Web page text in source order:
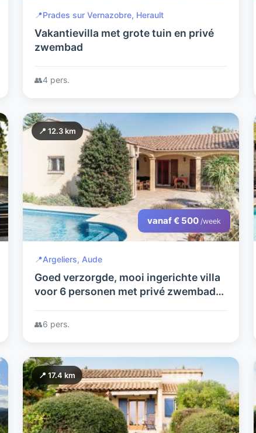
📍Prades sur Vernazobre, Herault
Vakantievilla met grote tuin en privé
zwembad
👥4 pers.
📍 12.3 km
vanaf € 500 /week
📍Argeliers, Aude
Goed verzorgde, mooi ingerichte villa
voor 6 personen met privé zwembad
👥6 pers.
📍 17.4 km